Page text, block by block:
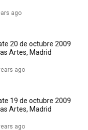
Broke Dean
ago
20 de octubre 2009
Artes, Madrid
ago
19 de octubre 2009
Artes, Madrid
ago